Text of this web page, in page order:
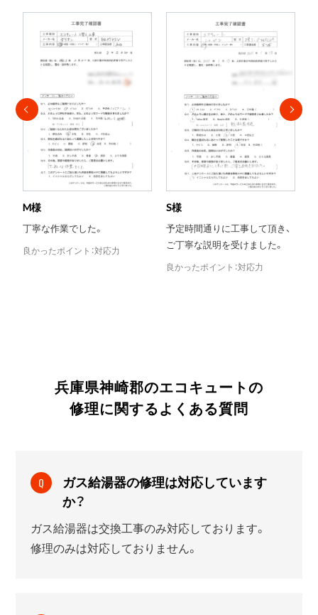
予定時間通りに工事して頂き、
ご丁寧な説明を受けました。
当日対応がとても助かりまし
た。
良かったポイント：評判
兵庫県神崎郡のエコキュートの
修理に関するよくある質問
Q
ガス給湯器の修理は対応しています
か？
ガス給湯器は交換工事のみ対応しております。
修理のみは対応しておりません。